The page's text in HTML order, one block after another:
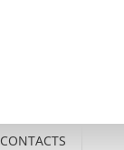
CONTACTS